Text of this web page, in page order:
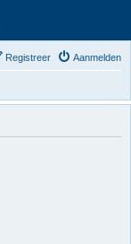
Aanmelden
Registreer